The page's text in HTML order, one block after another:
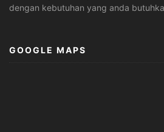
dengan kebutuhan yang anda
GOOGLE MAPS